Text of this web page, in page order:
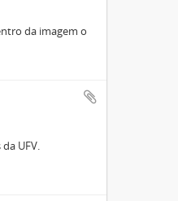
da imagem o
UFV.